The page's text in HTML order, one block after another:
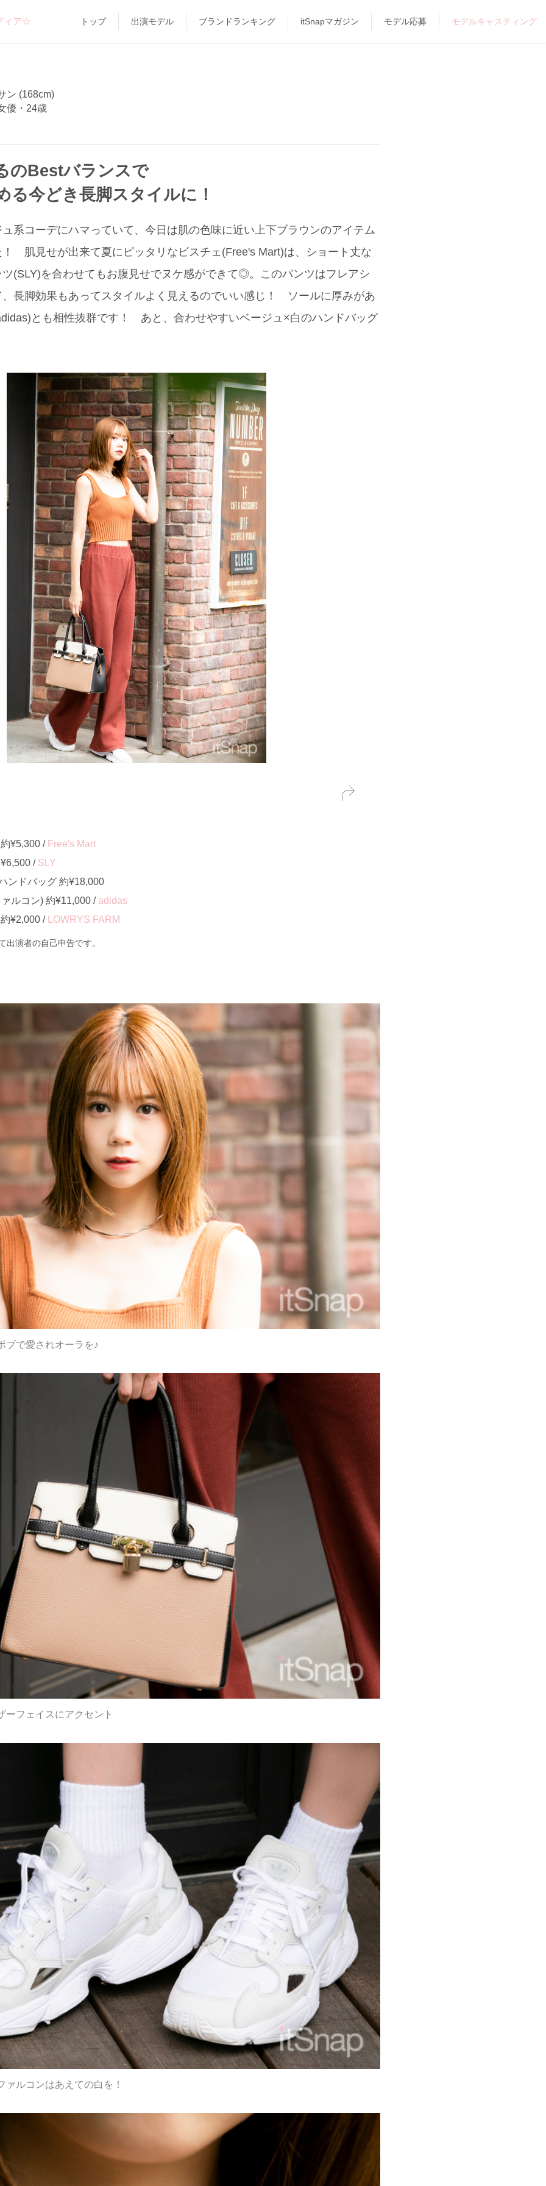
ィア☆ トップ 出演モデル ブランドランキング itSnapマガジン モデル応募 モデルキャスティング
ン (168cm)
優・24歳
のBestバランスで
る今どき長脚スタイルに！
系コーデにハマっていて、今日は肌の色味に近い上下ブラウンのアイテム
肌見せが出来て夏にピッタリなビスチェ(Free's Mart)は、ショート丈な
(SLY)を合わせてもお腹見せでヌケ感ができて◎。このパンツはフレアシ
長脚効果もあってスタイルよく見えるのでいい感じ！ ソールに厚みがあ
とも相性抜群です！ あと、合わせやすいベージュ×白のハンドバッグ
¥5,300 / Free's Mart
/ SLY
ンドバッグ 約¥18,000
ルコン) 約¥11,000 / adidas
¥2,000 /
LOWRYS FARM
演者の自己申告です。
ブで愛されオーラを♪
ーフェイスにアクセント
ルコンはあえての白を！